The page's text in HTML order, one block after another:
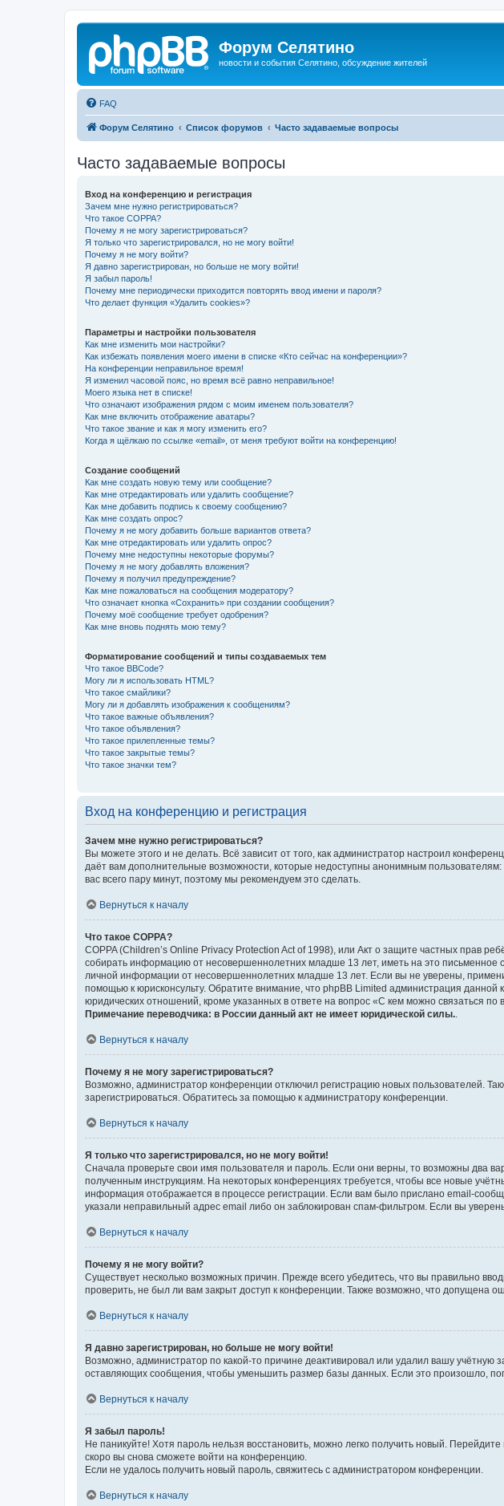
Форум Селятино
новости и события Селятино, обсуждение жителей
FAQ
Форум Селятино Список форумов Часто задаваемые вопросы
Часто задаваемые вопросы
Вход на конференцию и регистрация
Зачем мне нужно регистрироваться?
Что такое COPPA?
Почему я не могу зарегистрироваться?
Я только что зарегистрировался, но не могу войти!
Почему я не могу войти?
Я давно зарегистрирован, но больше не могу войти!
Я забыл пароль!
Почему мне периодически приходится повторять ввод имени и пароля?
Что делает функция «Удалить cookies»?
Параметры и настройки пользователя
Как мне изменить мои настройки?
Как избежать появления моего имени в списке «Кто сейчас на конференции»?
На конференции неправильное время!
Я изменил часовой пояс, но время всё равно неправильное!
Моего языка нет в списке!
Что означают изображения рядом с моим именем пользователя?
Как мне включить отображение аватары?
Что такое звание и как я могу изменить его?
Когда я щёлкаю по ссылке «email», от меня требуют войти на конференцию!
Создание сообщений
Как мне создать новую тему или сообщение?
Как мне отредактировать или удалить сообщение?
Как мне добавить подпись к своему сообщению?
Как мне создать опрос?
Почему я не могу добавить больше вариантов ответа?
Как мне отредактировать или удалить опрос?
Почему мне недоступны некоторые форумы?
Почему я не могу добавлять вложения?
Почему я получил предупреждение?
Как мне пожаловаться на сообщения модератору?
Что означает кнопка «Сохранить» при создании сообщения?
Почему моё сообщение требует одобрения?
Как мне вновь поднять мою тему?
Форматирование сообщений и типы создаваемых тем
Что такое BBCode?
Могу ли я использовать HTML?
Что такое смайлики?
Могу ли я добавлять изображения к сообщениям?
Что такое важные объявления?
Что такое объявления?
Что такое прилепленные темы?
Что такое закрытые темы?
Что такое значки тем?
Вход на конференцию и регистрация
Зачем мне нужно регистрироваться?
Вы можете этого и не делать. Всё зависит от того, как администратор настроил
даёт вам дополнительные возможности, которые недоступны анонимным
вас всего пару минут, поэтому мы рекомендуем это сделать.
Вернуться к началу
Что такое COPPA?
COPPA (Children’s Online Privacy Protection Act of 1998), или Акт о защите частных прав
собирать информацию от несовершеннолетних младше 13 лет, иметь на это письменное
личной информации от несовершеннолетних младше 13 лет. Если вы не уверены,
помощью к юрисконсульту. Обратите внимание, что phpBB Limited администрация
юридических отношений, кроме указанных в ответе на вопрос «С кем можно связаться
Примечание переводчика: в России данный акт не имеет юридической силы.
Вернуться к началу
Почему я не могу зарегистрироваться?
Возможно, администратор конференции отключил регистрацию новых пользователей.
зарегистрироваться. Обратитесь за помощью к администратору конференции.
Вернуться к началу
Я только что зарегистрировался, но не могу войти!
Сначала проверьте свои имя пользователя и пароль. Если они верны, то возможны два
полученным инструкциям. На некоторых конференциях требуется, чтобы все новые
информация отображается в процессе регистрации. Если вам было прислано email-
указали неправильный адрес email либо он заблокирован спам-фильтром. Если вы
Вернуться к началу
Почему я не могу войти?
Существует несколько возможных причин. Прежде всего убедитесь, что вы правильно
проверить, не был ли вам закрыт доступ к конференции. Также возможно, что допущена
Вернуться к началу
Я давно зарегистрирован, но больше не могу войти!
Возможно, администратор по какой-то причине деактивировал или удалил вашу
оставляющих сообщения, чтобы уменьшить размер базы данных. Если это произошло,
Вернуться к началу
Я забыл пароль!
Не паникуйте! Хотя пароль нельзя восстановить, можно легко получить новый.
скоро вы снова сможете войти на конференцию.
Если не удалось получить новый пароль, свяжитесь с администратором конференции.
Вернуться к началу